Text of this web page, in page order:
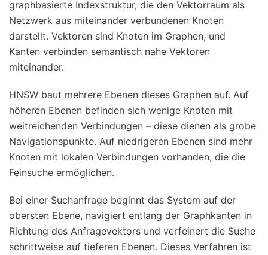
graphbasierte Indexstruktur, die den Vektorraum als
Netzwerk aus miteinander verbundenen Knoten
darstellt. Vektoren sind Knoten im Graphen, und
Kanten verbinden semantisch nahe Vektoren
miteinander.
HNSW baut mehrere Ebenen dieses Graphen auf. Auf
höheren Ebenen befinden sich wenige Knoten mit
weitreichenden Verbindungen – diese dienen als grobe
Navigationspunkte. Auf niedrigeren Ebenen sind mehr
Knoten mit lokalen Verbindungen vorhanden, die die
Feinsuche ermöglichen.
Bei einer Suchanfrage beginnt das System auf der
obersten Ebene, navigiert entlang der Graphkanten in
Richtung des Anfragevektors und verfeinert die Suche
schrittweise auf tieferen Ebenen. Dieses Verfahren ist